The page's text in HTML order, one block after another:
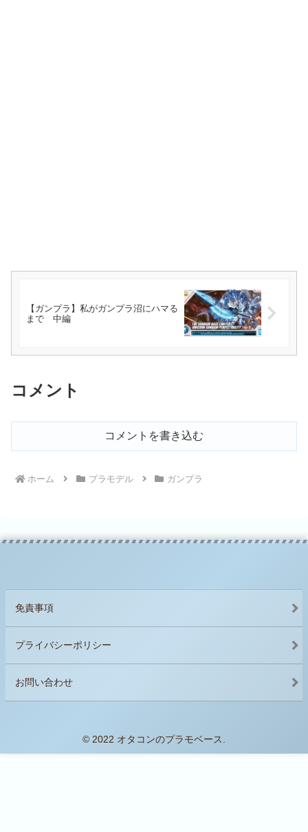
【ガンプラ】私がガンプラ沼にハマる
まで 中編
コメント
コメントを書き込む
ホーム プラモデル ガンプラ
免責事項
プライバシーポリシー
お問い合わせ
© 2022 オタコンのプラモベース.